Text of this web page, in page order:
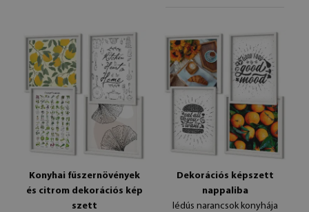
Konyhai fűszernövények
és citrom dekorációs kép
szett
Dekorációs képszett
nappaliba
lédús narancsok konyhája